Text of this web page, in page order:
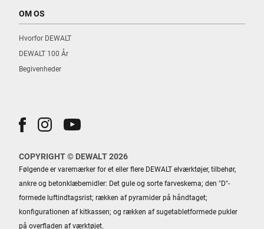
AO ALBERTSLUND
PRAGS BOULEVARD 53
Find vej
OM OS
Hvorfor DEWALT
DEWALT 100 År
Begivenheder
COPYRIGHT © DEWALT 2026
Følgende er varemærker for et eller flere DEWALT elværktøjer, tilbehør,
ankre og betonklæbemidler: Det gule og sorte farveskema; den "D"-
formede luftindtagsrist; rækken af ​​pyramider på håndtaget;
konfigurationen af ​​kitkassen; og rækken af ​​sugetabletformede pukler
på overfladen af ​​værktøjet.